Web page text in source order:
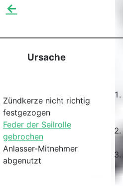
<-
Ursache
Zündkerze nicht richtig
festgezogen
Feder der Seilrolle
gebrochen
Anlasser-Mitnehmer
abgenutzt